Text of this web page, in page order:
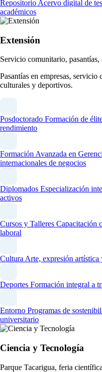
Repositorio Acervo digital de
académicos
Extensión
Servicio comunitario,
Pasantías en empresas,
culturales y deportivos.
Posdoctorado Formación de
rendimiento
Formación Avanzada en
internacionales de negocios
Diplomados Especialización
activos
Cursos y Talleres Capacitación
laboral
CulturaArte, expresión
Deportes Formación integral a
Entorno Programas de
universitario
Ciencia y Tecnología
Parque Tacarigua, feria